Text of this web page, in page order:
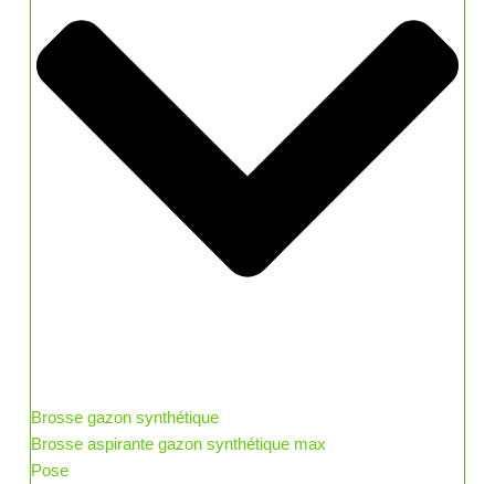
Brosse gazon synthétique
Brosse aspirante gazon synthétique max
Pose